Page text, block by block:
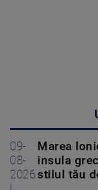
09-
08-
2026
Marea
insula
stilul tău